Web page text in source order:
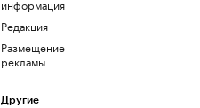
информация
Редакция
Размещение
рекламы
Другие